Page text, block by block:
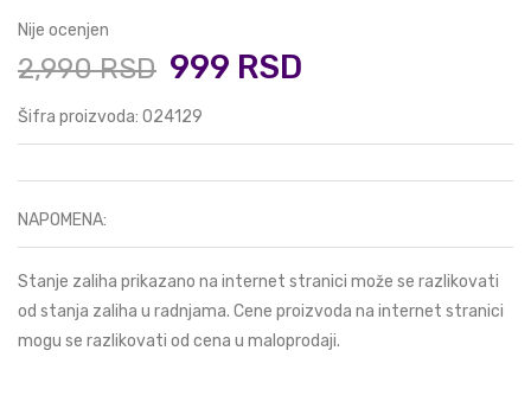
Nije ocenjen
2,990 RSD 999 RSD
Šifra proizvoda: 024129
NAPOMENA:
Stanje zaliha prikazano na internet stranici može se razlikovati
od stanja zaliha u radnjama. Cene proizvoda na internet stranici
mogu se razlikovati od cena u maloprodaji.